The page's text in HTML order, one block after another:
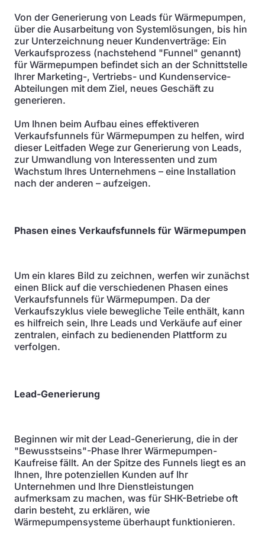
Von der Generierung von Leads für Wärmepumpen,
über die Ausarbeitung von Systemlösungen, bis hin
zur Unterzeichnung neuer Kundenverträge: Ein
Verkaufsprozess (nachstehend "Funnel" genannt)
für Wärmepumpen befindet sich an der Schnittstelle
Ihrer Marketing-, Vertriebs- und Kundenservice-
Abteilungen mit dem Ziel, neues Geschäft zu
generieren.
Um Ihnen beim Aufbau eines effektiveren
Verkaufsfunnels für Wärmepumpen zu helfen, wird
dieser Leitfaden Wege zur Generierung von Leads,
zur Umwandlung von Interessenten und zum
Wachstum Ihres Unternehmens – eine Installation
nach der anderen – aufzeigen.
Phasen eines Verkaufsfunnels für Wärmepumpen
Um ein klares Bild zu zeichnen, werfen wir zunächst
einen Blick auf die verschiedenen Phasen eines
Verkaufsfunnels für Wärmepumpen. Da der
Verkaufszyklus viele bewegliche Teile enthält, kann
es hilfreich sein, Ihre Leads und Verkäufe auf einer
zentralen, einfach zu bedienenden Plattform zu
verfolgen.
Lead-Generierung
Beginnen wir mit der Lead-Generierung, die in der
"Bewusstseins"-Phase Ihrer Wärmepumpen-
Kaufreise fällt. An der Spitze des Funnels liegt es an
Ihnen, Ihre potenziellen Kunden auf Ihr
Unternehmen und Ihre Dienstleistungen
aufmerksam zu machen, was für SHK-Betriebe oft
darin besteht, zu erklären, wie
Wärmepumpensysteme überhaupt funktionieren.